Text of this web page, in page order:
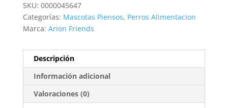
SKU: 0000045647
Categorías: Mascotas Piensos, Perros Alimentacion
Marca: Arion Friends
Descripción
Información adicional
Valoraciones (0)